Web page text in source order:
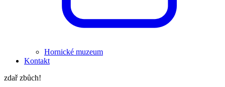
Hornické muzeum
Kontakt
zdař zbůch!